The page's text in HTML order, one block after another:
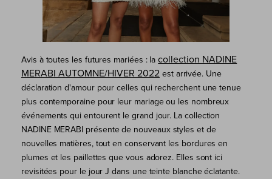
Avis à toutes les futures mariées : lacollection NADINE
MERABI AUTOMNE/HIVER 2022est arrivée. Une
déclaration d'amour pour celles qui recherchent une tenue
plus contemporaine pour leur mariage ou les nombreux
événements qui entourent le grand jour. La collection
NADINE MERABI présente de nouveaux styles et de
nouvelles matières, tout en conservant les bordures en
plumes et les paillettes que vous adorez. Elles sont ici
revisitées pour le jour J dans une teinte blanche éclatante.